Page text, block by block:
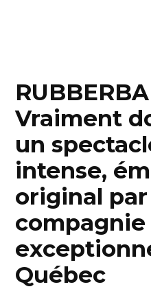
Vraiment
un
intense,
original
compagnie
Québec